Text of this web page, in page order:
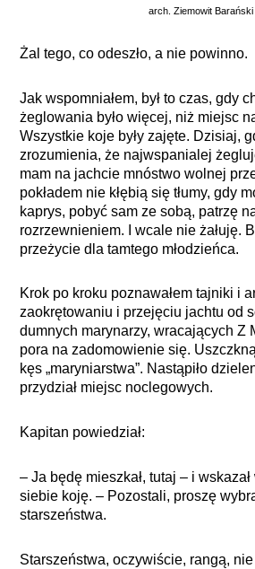
arch. Ziemowit Barański
Żal tego, co odeszło, a nie powinno.
Jak wspomniałem, był to czas, gdy
żeglowania było więcej, niż miejsc
Wszystkie koje były zajęte. Dzisiaj,
zrozumienia, że najwspanialej
mam na jachcie mnóstwo wolnej
pokładem nie kłębią się tłumy, gdy
kaprys, pobyć sam ze sobą, patrzę
rozrzewnieniem. I wcale nie żałuję.
przeżycie dla tamtego młodzieńca.
Krok po kroku poznawałem tajniki i
zaokrętowaniu i przejęciu jachtu od
dumnych marynarzy, wracających Z
pora na zadomowienie się.
kęs „maryniarstwa”. Nastąpiło
przydział miejsc noclegowych.
Kapitan powiedział:
– Ja będę mieszkał, tutaj – i
siebie koję. – Pozostali, proszę
starszeństwa.
Starszeństwa, oczywiście, rangą,